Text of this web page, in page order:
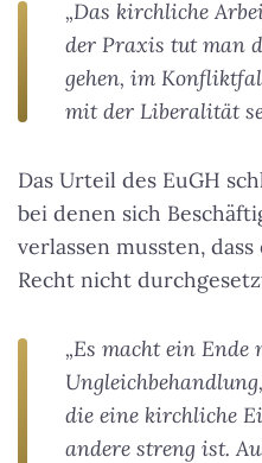
„Das kirchliche
der Praxis tut man
gehen, im
mit der Liberalität
Das Urteil des EuGH
bei denen sich
verlassen mussten,
Recht nicht
„Es macht ein Ende
die eine kirchliche
andere streng ist.